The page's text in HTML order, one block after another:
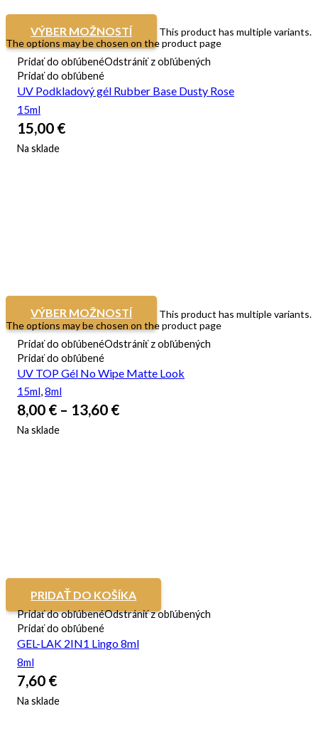
VÝBER MOŽNOSTÍ
This product has multiple variants.
The options may be chosen on the product page
Pridať do obľúbenéOdstrániť z obľúbených
Pridať do obľúbené
UV Podkladový gél Rubber Base Dusty Rose
15ml
15,00 €
Na sklade
VÝBER MOŽNOSTÍ
This product has multiple variants.
The options may be chosen on the product page
Pridať do obľúbenéOdstrániť z obľúbených
Pridať do obľúbené
UV TOP Gél No Wipe Matte Look
15ml,8ml
8,00 € – 13,60 €
Na sklade
PRIDAŤ DO KOŠÍKA
Pridať do obľúbenéOdstrániť z obľúbených
Pridať do obľúbené
GEL-LAK 2IN1 Lingo 8ml
8ml
7,60 €
Na sklade